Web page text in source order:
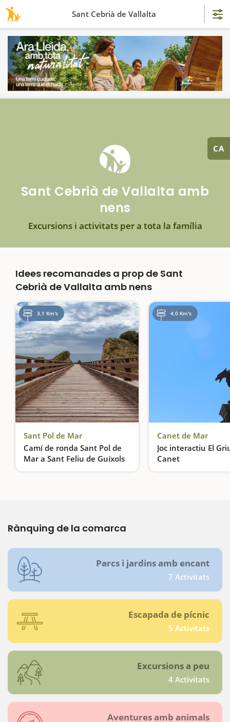
CA
Sant Cebrià de Vallalta amb
nens
Excursions i activitats per a tota la família
Idees recomanades a prop de Sant
Cebrià de Vallalta amb nens
3,1 Km's
Sant Pol de Mar
Camí de ronda Sant Pol de
Mar a Sant Feliu de Guíxols
Entre cales, penya-segats i pinedes
4,0 Km's
Canet de Mar
Joc interactiu El
Canet
Un passeig per la
Rànquing de la comarca
Parcs i jardins amb encant
7 Activitats
Escapada de pícnic
5 Activitats
Excursions a peu
4 Activitats
Aventures amb animals
Sant Cebrià de Vallalta